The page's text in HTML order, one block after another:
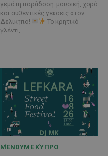
γεμάτη παράδοση, μουσική, χορό
και αυθεντικές γεύσεις στον
Δελίκηπο!
Το κρητικό
γλέντι,...
ΜΈΝΟΥΜΕ ΚΎΠΡΟ